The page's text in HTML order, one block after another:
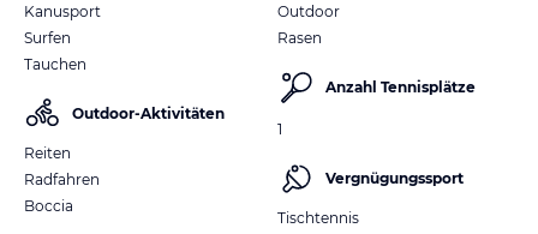
Kanusport
Surfen
Tauchen
Outdoor-Aktivitäten
Reiten
Radfahren
Boccia
Outdoor
Rasen
Anzahl Tennisplätze
1
Vergnügungssport
Tischtennis